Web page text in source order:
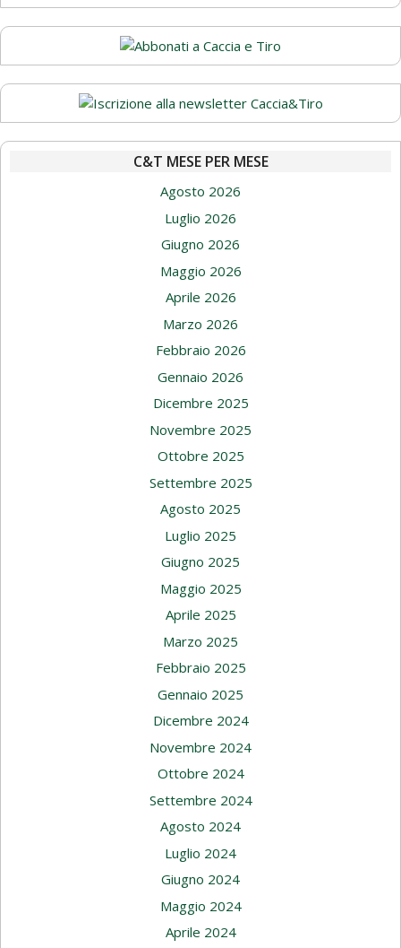
C&T MESE PER MESE
Agosto 2026
Luglio 2026
Giugno 2026
Maggio 2026
Aprile 2026
Marzo 2026
Febbraio 2026
Gennaio 2026
Dicembre 2025
Novembre 2025
Ottobre 2025
Settembre 2025
Agosto 2025
Luglio 2025
Giugno 2025
Maggio 2025
Aprile 2025
Marzo 2025
Febbraio 2025
Gennaio 2025
Dicembre 2024
Novembre 2024
Ottobre 2024
Settembre 2024
Agosto 2024
Luglio 2024
Giugno 2024
Maggio 2024
Aprile 2024